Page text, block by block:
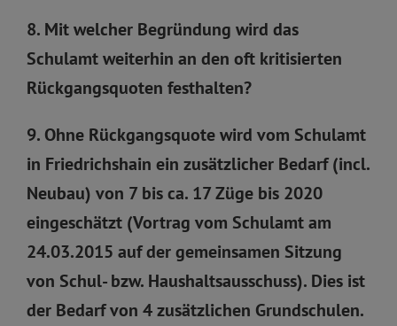
8. Mit welcher Begründung wird das
Schulamt weiterhin an den oft kritisierten
Rückgangsquoten festhalten?
9. Ohne Rückgangsquote wird vom Schulamt
in Friedrichshain ein zusätzlicher Bedarf (incl.
Neubau) von 7 bis ca. 17 Züge bis 2020
eingeschätzt (Vortrag vom Schulamt am
24.03.2015 auf der gemeinsamen Sitzung
von Schul- bzw. Haushaltsausschuss). Dies ist
der Bedarf von 4 zusätzlichen Grundschulen.